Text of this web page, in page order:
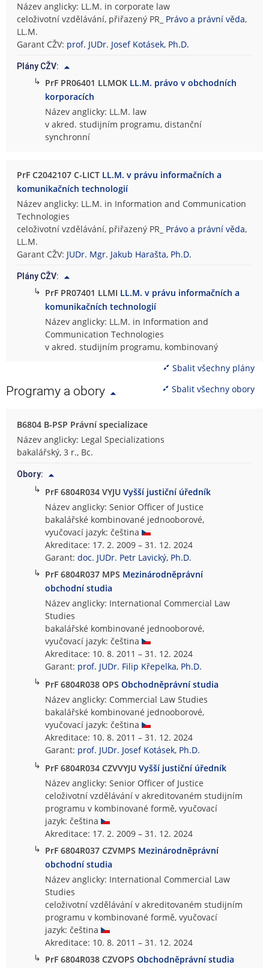
Název anglicky: LL.M. in corporate law
celoživotní vzdělávání, přiřazený PR_ Právo a právní věda,
LL.M.
Garant CŽV: prof. JUDr. Josef Kotásek, Ph.D.
Plány CŽV:
↳ PrF PR06401 LLMOK LL.M. právo v obchodních
korporacích
Název anglicky: LL.M. law
v akred. studijním programu, distanční
synchronní
PrF C2042107 C-LICT LL.M. v právu informačních a
komunikačních technologií
Název anglicky: LL.M. in Information and Communication
Technologies
celoživotní vzdělávání, přiřazený PR_ Právo a právní věda,
LL.M.
Garant CŽV: JUDr. Mgr. Jakub Harašta, Ph.D.
Plány CŽV:
↳ PrF PR07401 LLMI LL.M. v právu informačních a
komunikačních technologií
Název anglicky: LL.M. in Information and
Communication Technologies
v akred. studijním programu, kombinovaný
Sbalit všechny plány
Programy a obory Sbalit všechny obory
B6804 B-PSP Právní specializace
Název anglicky: Legal Specializations
bakalářský, 3 r., Bc.
Obory:
↳ PrF 6804R034 VYJUVyšší justiční úředník
Název anglicky: Senior Officer of Justice
bakalářské kombinované jednooborové,
vyučovací jazyk: čeština
Akreditace: 17. 2. 2009 – 31. 12. 2024
Garant:doc. JUDr. Petr Lavický, Ph.D.
↳ PrF 6804R037 MPS Mezinárodněprávní
obchodní studia
Název anglicky: International Commercial Law
Studies
bakalářské kombinované jednooborové,
vyučovací jazyk: čeština
Akreditace: 10. 8. 2011 – 31. 12. 2024
Garant: prof. JUDr. Filip Křepelka, Ph.D.
↳ PrF 6804R038 OPSObchodněprávní studia
Název anglicky: Commercial Law Studies
bakalářské kombinované jednooborové,
vyučovací jazyk: čeština
Akreditace: 10. 8. 2011 – 31. 12. 2024
Garant: prof. JUDr. Josef Kotásek, Ph.D.
↳ PrF 6804R034 CZVVYJUVyšší justiční úředník
Název anglicky: Senior Officer of Justice
celoživotní vzdělávání v akreditovaném studijním
programu v kombinované formě, vyučovací
jazyk: čeština
Akreditace: 17. 2. 2009 – 31. 12. 2024
↳ PrF 6804R037 CZVMPS Mezinárodněprávní
obchodní studia
Název anglicky: International Commercial Law
Studies
celoživotní vzdělávání v akreditovaném studijním
programu v kombinované formě, vyučovací
jazyk: čeština
Akreditace: 10. 8. 2011 – 31. 12. 2024
↳ PrF 6804R038 CZVOPSObchodněprávní studia